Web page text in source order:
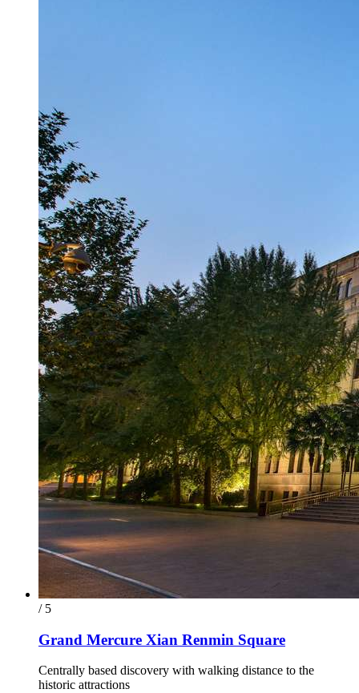
/ 5
Grand Mercure Xian Renmin Square
Centrally based discovery with walking distance to the
historic attractions